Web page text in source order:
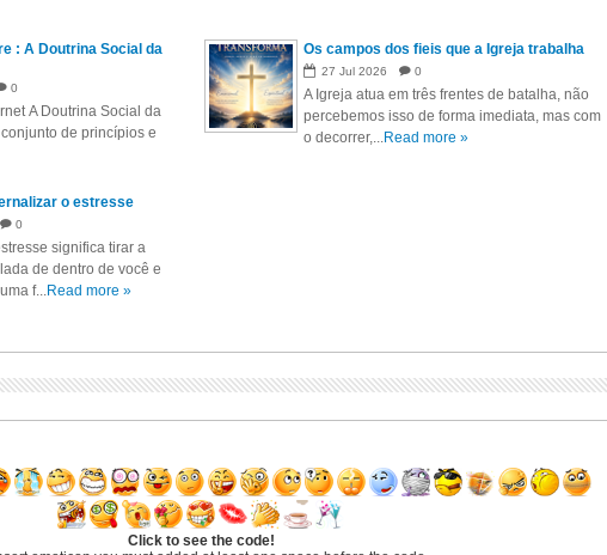
: A Doutrina Social da
0
A Doutrina Social da
de princípios e
Os campos dos fieis que a Igreja trabalha
27 Jul 2026 0
A Igreja atua em três frentes de batalha, não
percebemos isso de forma imediata, mas com
o decorrer,...Read more »
o estresse
0
significa tirar a
de dentro de você e
f...Read more »
Click to see the code!